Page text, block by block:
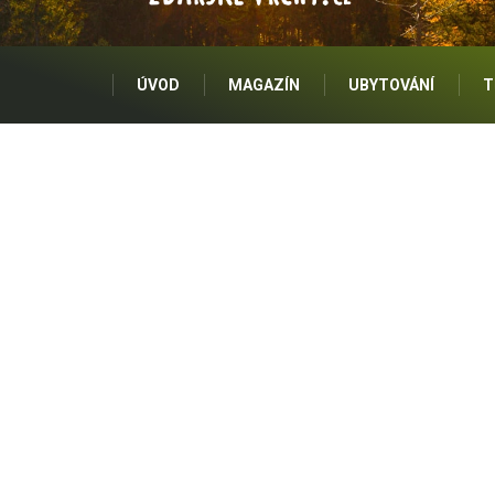
ÚVOD MAGAZÍN UBYTOVÁNÍ